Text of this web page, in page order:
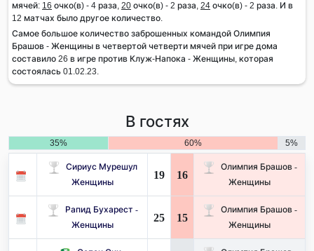
мячей: 16 очко(в) - 4 раза, 20 очко(в) - 2 раза, 24 очко(в) - 2 раза. И в
12 матчах было другое количество.
Самое большое количество заброшенных командой Олимпия
Брашов - Женщины в четвертой четверти мячей при игре дома
составило 26 в игре против Клуж-Напока - Женщины, которая
состоялась 01.02.23.
В гостях
35% 60% 5%
Сириус Мурешул
Женщины
19 16
Олимпия Брашов -
Женщины
Рапид Бухарест -
Женщины
25 15
Олимпия Брашов -
Женщины